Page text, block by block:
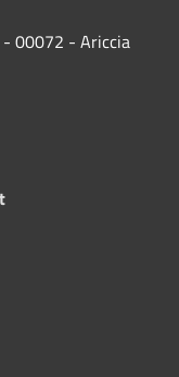
- 00072 - Ariccia